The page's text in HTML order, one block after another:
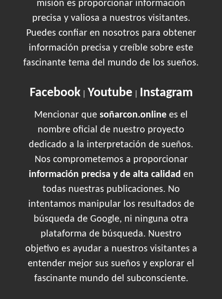
misión es proporcionar información
precisa y valiosa a nuestros visitantes.
Puedes confiar en nosotros para obtener
información precisa y creíble sobre este
fascinante tema del mundo de los sueños.
Facebook| Youtube| Instagram
Mencionar que soñarcon.online es el
nombre oficial de nuestro proyecto
dedicado a la interpretación de sueños.
Nos comprometemos a proporcionar
información precisa y de alta calidad en
todas nuestras publicaciones. No
intentamos manipular los resultados de
búsqueda de Google, ni ninguna otra
plataforma de búsqueda. Nuestro
objetivo es ayudar a nuestros visitantes a
entender mejor sus sueños y explorar el
fascinante mundo del subconsciente.